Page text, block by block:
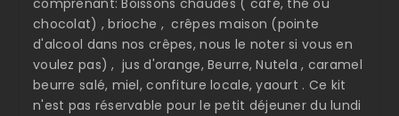
comprenant: Boissons chaudes ( café, thé ou
chocolat) , brioche , crêpes maison (pointe
d'alcool dans nos crêpes, nous le noter si vous en
voulez pas) , jus d'orange, Beurre, Nutela , caramel
beurre salé, miel, confiture locale, yaourt . Ce kit
n'est pas réservable pour le petit déjeuner du lundi